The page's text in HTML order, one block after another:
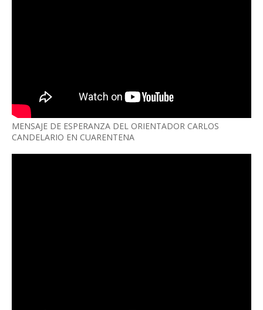
MENSAJE DE ESPERANZA DEL ORIENTADOR CARLOS
CANDELARIO EN CUARENTENA